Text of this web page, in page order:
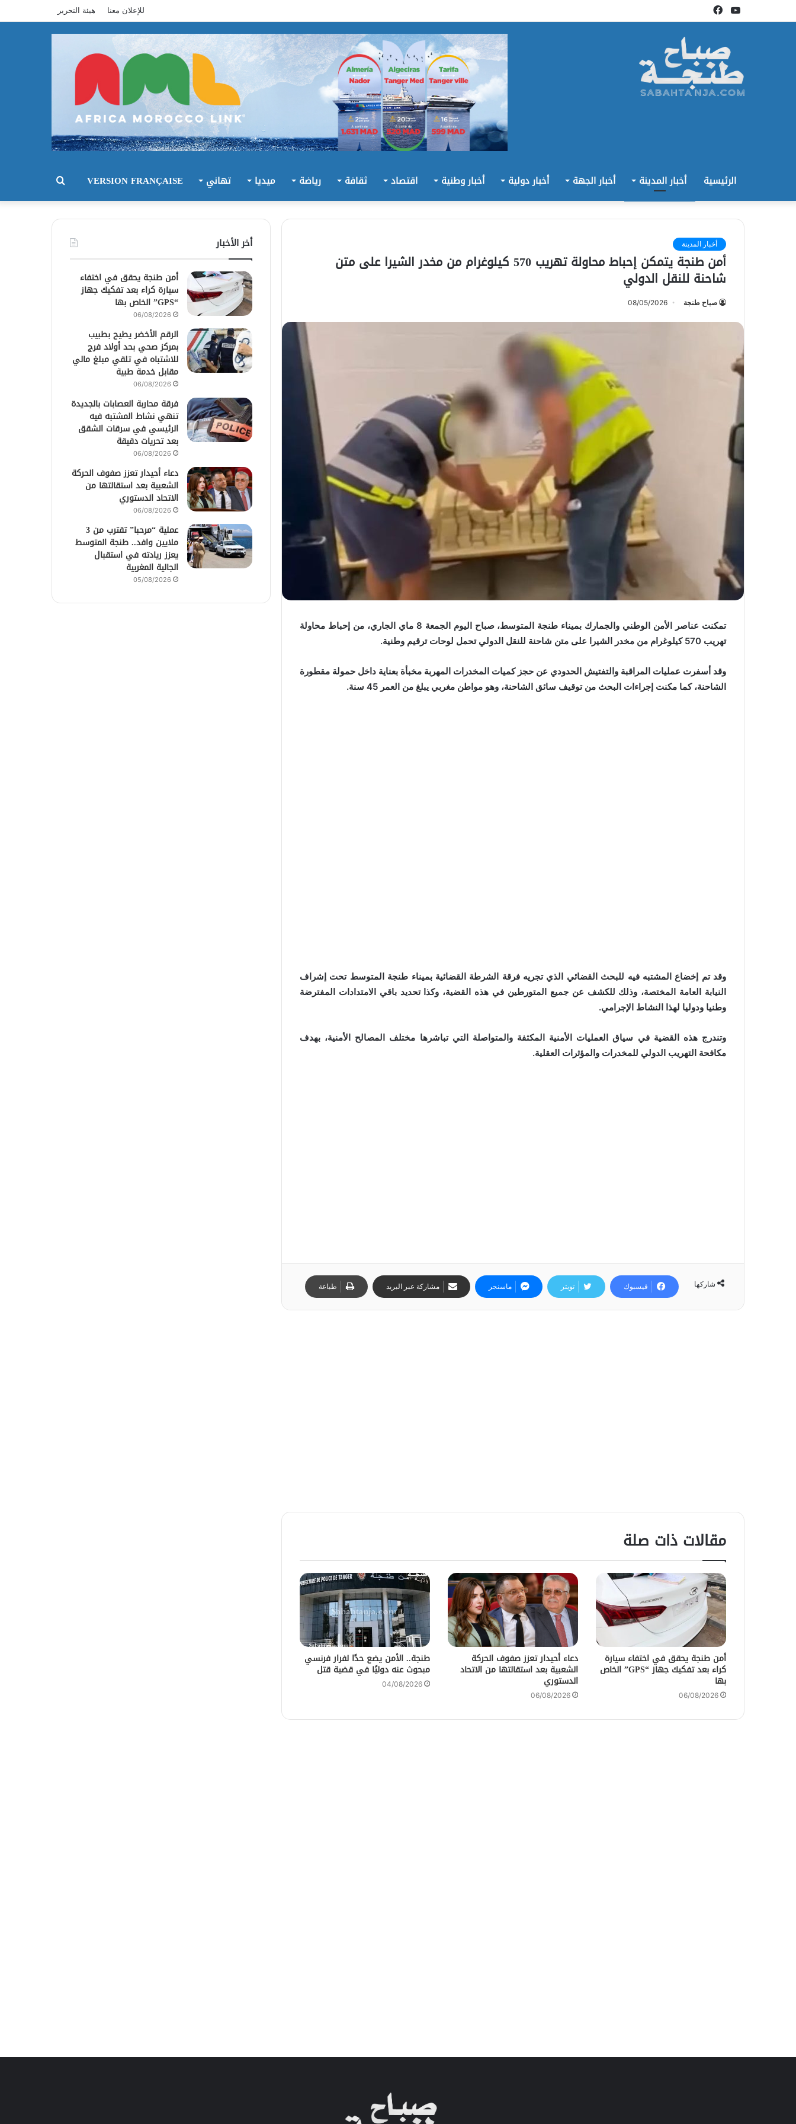
فيسبوكيوتيوب للإعلان معنا هيئة التحرير
الرئيسية أخبار المدينة أخبار الجهة أخبار دولية أخبار وطنية اقتصاد ثقافة رياضة ميديا تهاني VERSION FRANÇAISE بحث
أخبار المدينة
أمن طنجة يتمكن إحباط محاولة تهريب 570 كيلوغرام من مخدر الشيرا على متن
شاحنة للنقل الدولي
صباح طنجة 08/05/2026
تمكنت عناصر الأمن الوطني والجمارك بميناء طنجة المتوسط، صباح اليوم الجمعة 8 ماي الجاري، من إحباط محاولة
تهريب 570 كيلوغرام من مخدر الشيرا على متن شاحنة للنقل الدولي تحمل لوحات ترقيم وطنية.
وقد أسفرت عمليات المراقبة والتفتيش الحدودي عن حجز كميات المخدرات المهربة مخبأة بعناية داخل حمولة مقطورة
الشاحنة، كما مكنت إجراءات البحث من توقيف سائق الشاحنة، وهو مواطن مغربي يبلغ من العمر 45 سنة.
وقد تم إخضاع المشتبه فيه للبحث القضائي الذي تجريه فرقة الشرطة القضائية بميناء طنجة المتوسط تحت إشراف
النيابة العامة المختصة، وذلك للكشف عن جميع المتورطين في هذه القضية، وكذا تحديد باقي الامتدادات المفترضة
وطنيا ودوليا لهذا النشاط الإجرامي.
وتندرج هذه القضية في سياق العمليات الأمنية المكثفة والمتواصلة التي تباشرها مختلف المصالح الأمنية، بهدف
مكافحة التهريب الدولي للمخدرات والمؤثرات العقلية.
شاركها فيسبوك تويتر ماسنجر مشاركة عبر البريد طباعة
مقالات ذات صلة
أمن طنجة يحقق في اختفاء سيارة
كراء بعد تفكيك جهاز “GPS” الخاص
بها
06/08/2026
دعاء أحيدار تعزز صفوف الحركة
الشعبية بعد استقالتها من الاتحاد
الدستوري
06/08/2026
طنجة.. الأمن يضع حدًا لفرار فرنسي
مبحوث عنه دوليًا في قضية قتل
04/08/2026
أخر الأخبار
أمن طنجة يحقق في اختفاء
سيارة كراء بعد تفكيك جهاز
“GPS” الخاص بها
06/08/2026
الرقم الأخضر يطيح بطبيب
بمركز صحي بحد أولاد فرج
للاشتباه في تلقي مبلغ مالي
مقابل خدمة طبية
06/08/2026
فرقة محاربة العصابات بالجديدة
تنهي نشاط المشتبه فيه
الرئيسي في سرقات الشقق
بعد تحريات دقيقة
06/08/2026
دعاء أحيدار تعزز صفوف الحركة
الشعبية بعد استقالتها من
الاتحاد الدستوري
06/08/2026
عملية “مرحبا” تقترب من 3
ملايين وافد.. طنجة المتوسط
يعزز ريادته في استقبال
الجالية المغربية
05/08/2026